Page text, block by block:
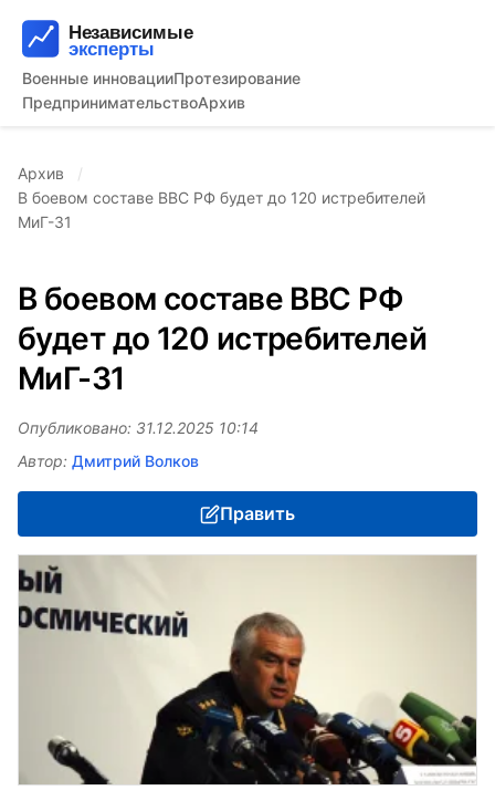
Военные инновацииПротезирование
ПредпринимательствоАрхив
Архив
В боевом составе ВВС РФ будет до 120 истребителей
МиГ-31
В боевом составе ВВС РФ
будет до 120 истребителей
МиГ-31
Опубликовано: 31.12.2025 10:14
Автор: Дмитрий Волков
Править